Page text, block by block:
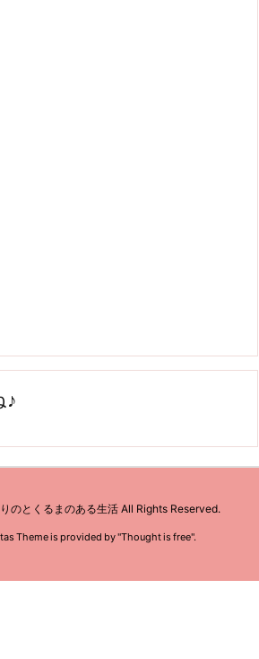
♪
のとくるまのある生活 All Rights Reserved.
Theme is provided by "Thought is free".